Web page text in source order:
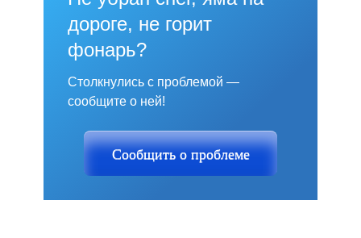
дороге, не горит
фонарь?
Столкнулись с проблемой —
сообщите о ней!
Сообщить о проблеме